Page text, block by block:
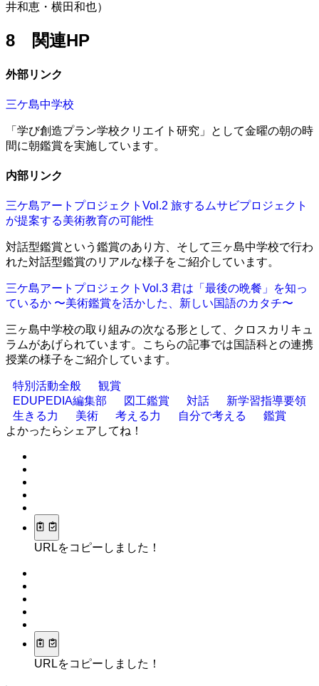
井和恵・横田和也）
8 関連HP
外部リンク
三ケ島中学校
「学び創造プラン学校クリエイト研究」として金曜の朝の時
間に朝鑑賞を実施しています。
内部リンク
三ケ島アートプロジェクトVol.2 旅するムサビプロジェクト
が提案する美術教育の可能性
対話型鑑賞という鑑賞のあり方、そして三ヶ島中学校で行わ
れた対話型鑑賞のリアルな様子をご紹介しています。
三ケ島アートプロジェクトVol.3 君は「最後の晩餐」を知っ
ているか 〜美術鑑賞を活かした、新しい国語のカタチ〜
三ヶ島中学校の取り組みの次なる形として、クロスカリキュ
ラムがあげられています。こちらの記事では国語科との連携
授業の様子をご紹介しています。
特別活動全般
観賞
EDUPEDIA編集部
図工鑑賞 対話
新学習指導要領
生きる力
美術 考える力 自分で考える
鑑賞
よかったらシェアしてね！
URLをコピーしました！
URLをコピーしました！